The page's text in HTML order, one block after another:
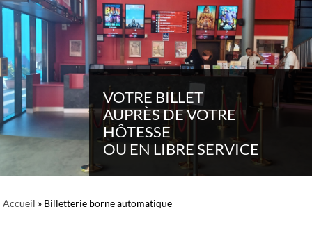
VOTRE BILLET
AUPRÈS DE VOTRE
HÔTESSE
OU EN LIBRE SERVICE
Accueil » Billetterie borne automatique